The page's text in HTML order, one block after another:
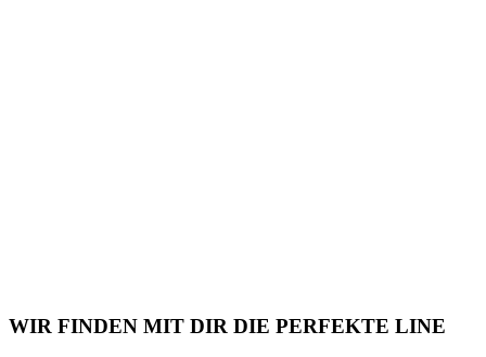
WIR FINDEN MIT DIR DIE PERFEKTE LINE